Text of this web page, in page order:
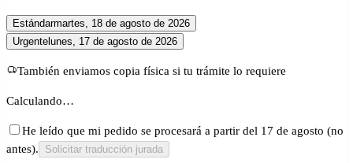
Estándarmartes, 18 de agosto de 2026
Urgentelunes, 17 de agosto de 2026
También enviamos copia física si tu trámite lo requiere
Calculando…
He leído que mi pedido se procesará a partir del 17 de agosto (no
antes).
Solicitar traducción jurada